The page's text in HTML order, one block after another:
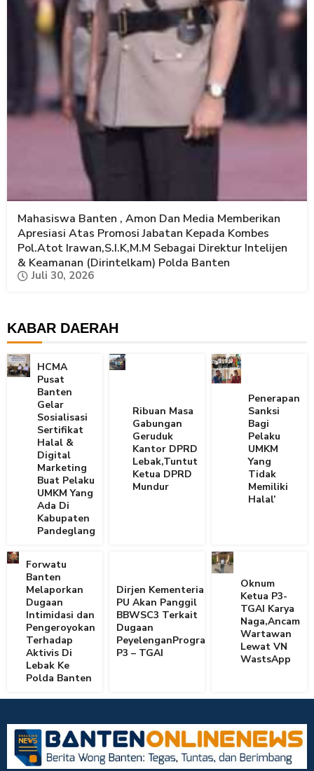
Mahasiswa Banten , Amon Dan Media Memberikan
Apresiasi Atas Promosi Jabatan Kepada Kombes
Pol.Atot Irawan,S.I.K,M.M Sebagai Direktur Intelijen
& Keamanan (Dirintelkam) Polda Banten
Juli 30, 2026
KABAR DAERAH
HCMA
Pusat
Banten
Gelar
Sosialisasi
Sertifikat
Halal &
Digital
Marketing
Buat Pelaku
UMKM Yang
Ada Di
Kabupaten
Pandeglang
Ribuan Masa
Gabungan
Geruduk
Kantor DPRD
Lebak,Tuntut
Ketua DPRD
Mundur
Penerapan
Sanksi
Bagi
Pelaku
UMKM
Yang
Tidak
Memiliki
Halal’
Forwatu
Banten
Melaporkan
Dugaan
Intimidasi dan
Pengeroyokan
Terhadap
Aktivis Di
Lebak Ke
Polda Banten
Dirjen Kementerian
PU Akan Panggil
BBWSC3 Terkait
Dugaan
PeyelenganProgram
P3 – TGAI
Oknum
Ketua P3-
TGAI Karya
Naga,Ancam
Wartawan
Lewat VN
WastsApp